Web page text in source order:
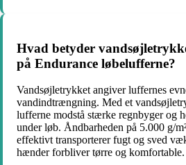
Hvad betyder
på Endurance løbelufferne?
Vandsøjletrykket angiver luffernes
vandindtrængning. Med et
lufferne modstå stærke regnbyger og
under løb. Åndbarheden på 5.000 g/
effektivt transporterer fugt og sved
hænder forbliver tørre og komfortable.